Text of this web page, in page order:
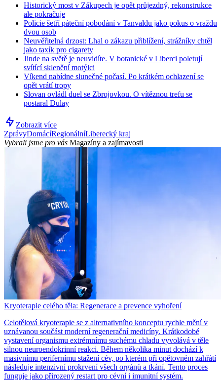
Historický most v Zákupech je opět průjezdný, rekonstrukce
ale pokračuje
Policie šetří páteční pobodání v Tanvaldu jako pokus o vraždu
dvou osob
Neuvěřitelná drzost: Lhal o zákazu přiblížení, strážníky chtěl
jako taxík pro cigarety
Jinde na světě je neuvidíte. V botanické v Liberci poletují
svítící sklenění motýlci
Víkend nabídne slunečné počasí. Po krátkém ochlazení se
opět vrátí tropy
Slovan ovládl duel se Zbrojovkou. O vítěznou trefu se
postaral Dulay
Zobrazit více
ZprávyDomácíRegionálníLiberecký kraj
Vybrali jsme pro vás Magazíny a zajímavosti
Kryoterapie celého těla: Regenerace a prevence vyhoření
Celotělová kryoterapie se z alternativního konceptu rychle mění v
uznávanou součást moderní regenerační medicíny. Krátkodobé
vystavení organismu extrémnímu suchému chladu vyvolává v těle
silnou neuroendokrinní reakci. Během několika minut dochází k
masivnímu perifernímu stažení cév, po kterém při opětovném zahřátí
následuje intenzivní prokrvení všech orgánů a tkání. Tento proces
funguje jako přirozený restart pro cévní i imunitní systém.